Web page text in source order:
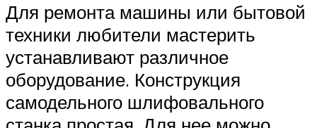
Для ремонта машины или бытовой
техники любители мастерить
устанавливают различное
оборудование. Конструкция
самодельного шлифовального